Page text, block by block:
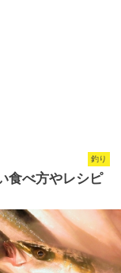
釣り
食べ方やレシピ